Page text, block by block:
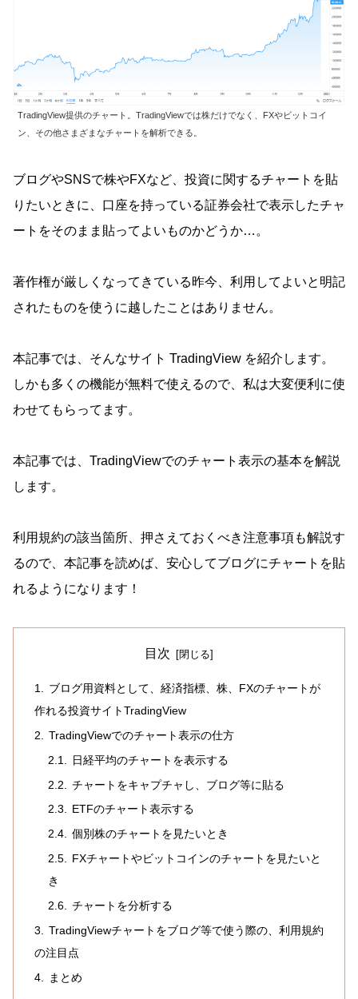
TradingView提供のチャート。TradingViewでは株だけでなく、FXやビットコイ
ン、その他さまざまなチャートを解析できる。
ブログやSNSで株やFXなど、投資に関するチャートを貼
りたいときに、口座を持っている証券会社で表示したチャ
ートをそのまま貼ってよいものかどうか…。
著作権が厳しくなってきている昨今、利用してよいと明記
されたものを使うに越したことはありません。
本記事では、そんなサイト TradingView を紹介します。
しかも多くの機能が無料で使えるので、私は大変便利に使
わせてもらってます。
本記事では、TradingViewでのチャート表示の基本を解説
します。
利用規約の該当箇所、押さえておくべき注意事項も解説す
るので、本記事を読めば、安心してブログにチャートを貼
れるようになります！
目次
ブログ用資料として、経済指標、株、FXのチャートが
作れる投資サイトTradingView
TradingViewでのチャート表示の仕方
日経平均のチャートを表示する
チャートをキャプチャし、ブログ等に貼る
ETFのチャート表示する
個別株のチャートを見たいとき
FXチャートやビットコインのチャートを見たいと
き
チャートを分析する
TradingViewチャートをブログ等で使う際の、利用規約
の注目点
まとめ